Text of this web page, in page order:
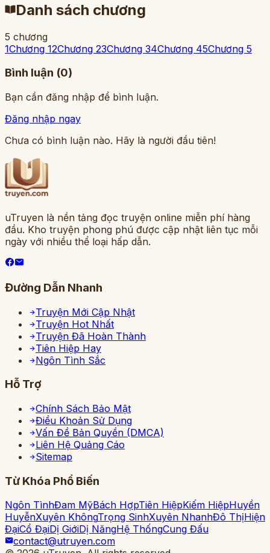
Danh sách chương
5 chương
1Chương 12Chương 23Chương 34Chương 45Chương 5
Bình luận (0)
Bạn cần đăng nhập để bình luận.
Đăng nhập ngay
Chưa có bình luận nào. Hãy là người đầu tiên!
uTruyen là nền tảng đọc truyện online miễn phí hàng
đầu. Kho truyện phong phú được cập nhật liên tục mỗi
ngày với nhiều thể loại hấp dẫn.
Đường Dẫn Nhanh
Truyện Mới Cập Nhật
Truyện Hot Nhất
Truyện Đã Hoàn Thành
Tiên Hiệp Hay
Ngôn Tình Sắc
Hỗ Trợ
Chính Sách Bảo Mật
Điều Khoản Sử Dụng
Vấn Đề Bản Quyền (DMCA)
Liên Hệ Quảng Cáo
Sitemap
Từ Khóa Phổ Biến
Ngôn TìnhĐam MỹBách HợpTiên HiệpKiếm HiệpHuyền
HuyễnXuyên KhôngTrọng SinhXuyên NhanhĐô ThịHiện
ĐạiCổ ĐạiDị GiớiDị NăngHệ ThốngCung Đấu
contact@utruyen.com